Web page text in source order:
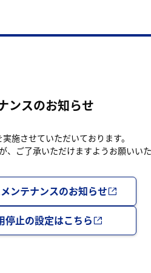
ンスのお知らせ
施させていただいております。
、ご了承いただけますようお願いい
ンテナンスのお知らせ
停止の設定はこちら